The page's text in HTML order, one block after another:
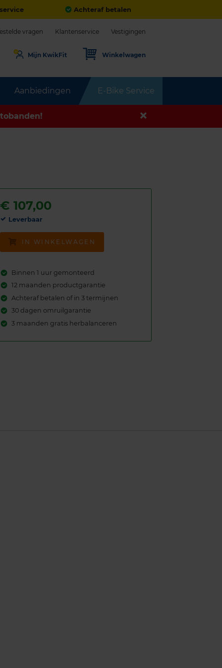
Achteraf betalen
Aanbiedingen E-Bike Service
vragen Klantenservice Vestigingen
Mijn KwikFit Winkelwagen
€107,00
Leverbaar
IN WINKELWAGEN
Binnen 1 uur gemonteerd
12 maanden productgarantie
Achteraf betalen of in 3 termijnen
30 dagen omruilgarantie
3 maanden gratis herbalanceren